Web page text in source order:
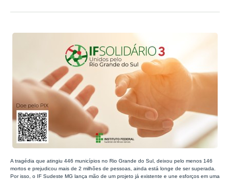
A tragédia que atingiu 446 municípios no Rio Grande do Sul, deixou pelo menos 146
mortos e prejudicou mais de 2 milhões de pessoas, ainda está longe de ser superada.
Por isso, o IF Sudeste MG lança mão de um projeto já existente e une esforços em uma